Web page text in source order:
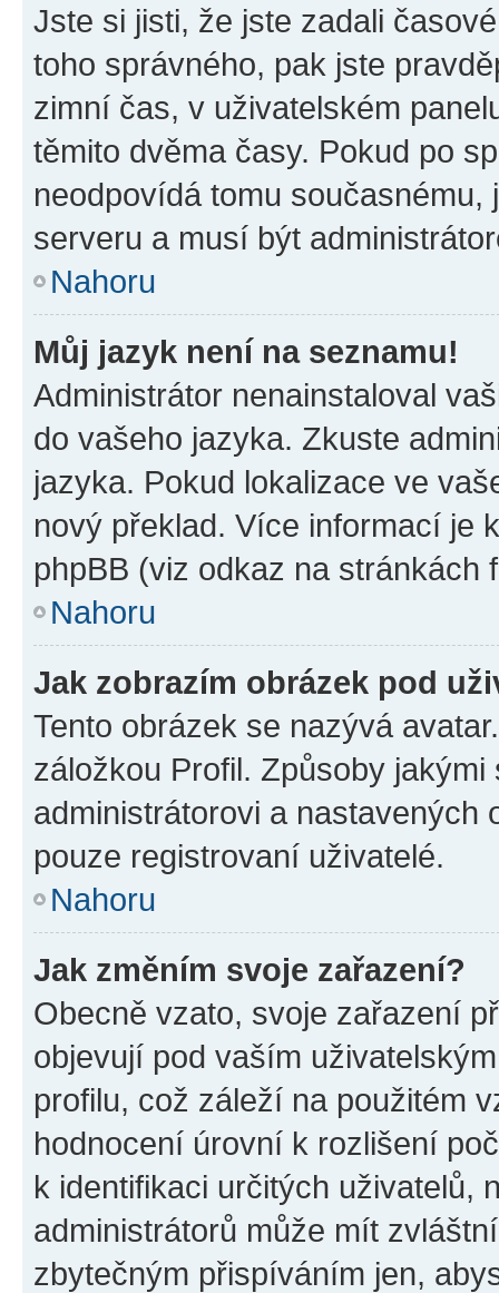
Jste si jisti, že jste zadali
toho správného, pak jste
zimní čas, v uživatelském
těmito dvěma časy. Pokud po
neodpovídá tomu
serveru a musí být
Nahoru
Můj jazyk není na seznamu!
Administrátor nenainstaloval
do vašeho jazyka. Zkuste
jazyka. Pokud lokalizace ve
nový překlad. Více informací je
phpBB (viz odkaz na stránkách
Nahoru
Jak zobrazím obrázek pod
Tento obrázek se nazývá
záložkou Profil. Způsoby
administrátorovi a nastavených
pouze registrovaní uživatelé.
Nahoru
Jak změním svoje zařazení?
Obecně vzato, svoje zařazení
objevují pod vaším
profilu, což záleží na použitém
hodnocení úrovní k rozlišení
k identifikaci určitých uživatelů,
administrátorů může mít
zbytečným přispíváním jen,